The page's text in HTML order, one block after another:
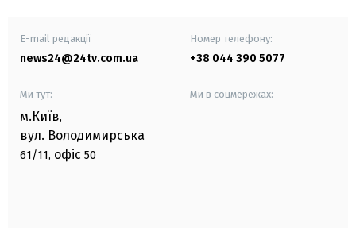
E-mail редакції
news24@24tv.com.ua
Номер телефону:
+38 044 390 5077
Ми тут:
м.Київ,
вул. Володимирська
61/11, офіс 50
Ми в соцмережах: